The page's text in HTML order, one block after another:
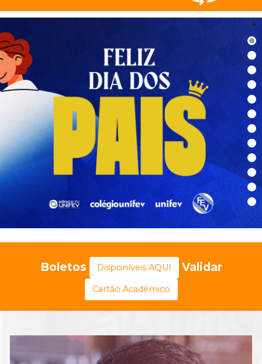
Boletos Disponíveis AQUI Validar
Cartão Acadêmico